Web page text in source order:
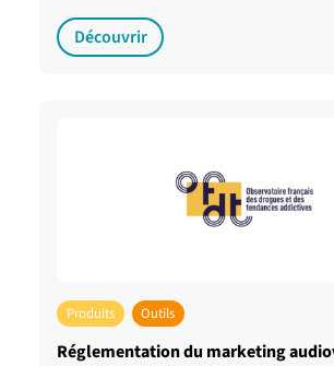
Découvrir
Produits Outils
Réglementation du marketing